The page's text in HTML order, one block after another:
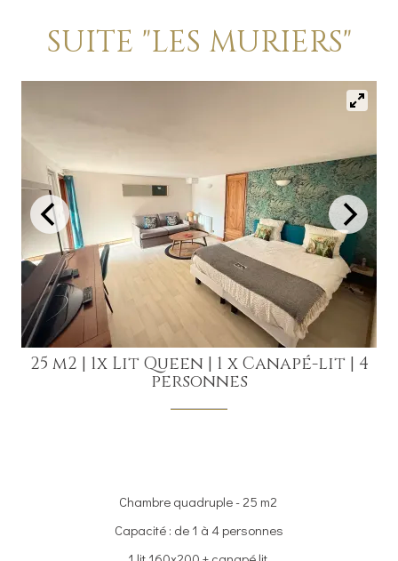
SUITE "LES MURIERS"
25 m2 | 1x Lit Queen | 1 x Canapé-lit | 4
personnes
Chambre quadruple - 25 m2
Capacité : de 1 à 4 personnes